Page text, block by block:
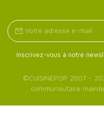
Inscrivez-vous à notre
©CUISINEPOP 2007 -
communautaire